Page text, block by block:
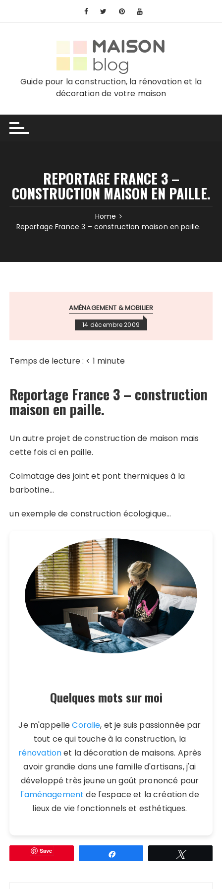
Guide pour la construction, la rénovation et la
décoration de votre maison
REPORTAGE FRANCE 3 –
CONSTRUCTION MAISON EN PAILLE.
Home
Reportage France 3 – construction maison en paille.
AMÉNAGEMENT & MOBILIER
14 décembre 2009
Temps de lecture : < 1 minute
Reportage France 3 – construction
maison en paille.
Un autre projet de construction de maison mais
cette fois ci en paille.
Colmatage des joint et pont thermiques à la
barbotine…
un exemple de construction écologique…
Quelques mots sur moi
Je m'appelleCoralie, et je suis passionnée par
tout ce qui touche à la construction, la
rénovationet la décoration de maisons. Après
avoir grandie dans une famille d'artisans, j'ai
développé très jeune un goût prononcé pour
l'aménagement de l'espace et la création de
lieux de vie fonctionnels et esthétiques.
Save